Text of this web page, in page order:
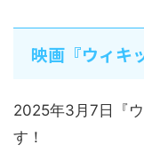
映画『ウィキ
2025年3月7日『
す！